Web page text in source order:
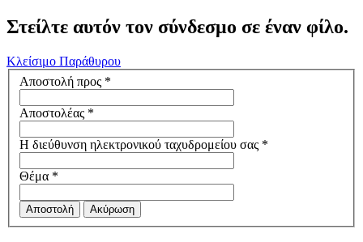
Στείλτε αυτόν τον σύνδεσμο σε έναν φίλο.
Κλείσιμο Παράθυρου
Αποστολή προς *
Αποστολέας *
Η διεύθυνση ηλεκτρονικού ταχυδρομείου σας *
Θέμα *
Αποστολή Ακύρωση